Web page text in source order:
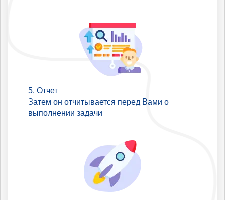
Отчет
Затем он отчитывается перед Вами о
выполнении задачи